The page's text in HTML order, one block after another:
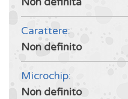
Carattere:
Non definito
Microchip:
Non definito